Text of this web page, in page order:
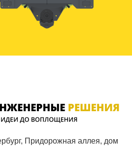
Придорожная аллея, дом